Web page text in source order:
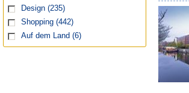
Design (235)
Shopping (442)
Auf dem Land (6)